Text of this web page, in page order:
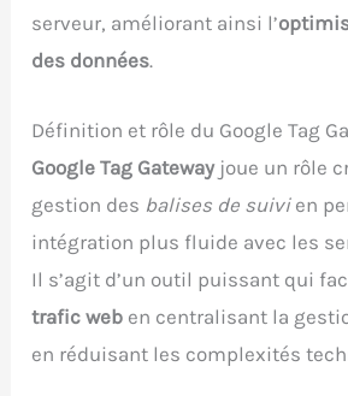
serveur, améliorant ainsi l’
des données.
Définition et rôle du Google Tag
Google Tag Gatewayjoue un rôle
gestion des balises de suivien
intégration plus fluide avec les
Il s’agit d’un outil puissant qui
trafic web en centralisant la
en réduisant les complexités